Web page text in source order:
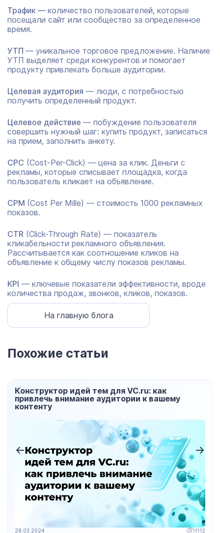
Трафик — количество пользователей, которые
посещали сайт или сообщество за определенное
время.
УТП — уникальное торговое предложение. Наличие
УТП выделяет среди конкурентов и помогает
продукту привлекать больше аудитории.
Целевая аудитория — люди, с потребностью
получить определенный продукт.
Целевое действие — побуждение пользователя
совершить нужный шаг: купить продукт, записаться
на прием, заполнить анкету.
CPC (Cost-Per-Click) — цена за клик. Деньги с
рекламы, которые списывает площадка, когда
пользователь кликает на объявление.
CPM (Cost Per Mille) — стоимость 1000 рекламных
показов.
CTR (Click-Through Rate) — показатель
кликабельности рекламного объявления.
Рассчитывается как соотношение кликов на
объявление к общему числу показов рекламы.
KPI — ключевые показатели эффективности, вроде
количества продаж, звонков, кликов, показов.
На главную блога
Похожие статьи
Конструктор идей тем для VC.ru: как
привлечь внимание аудитории к вашему
контенту
28.03.2024 1112